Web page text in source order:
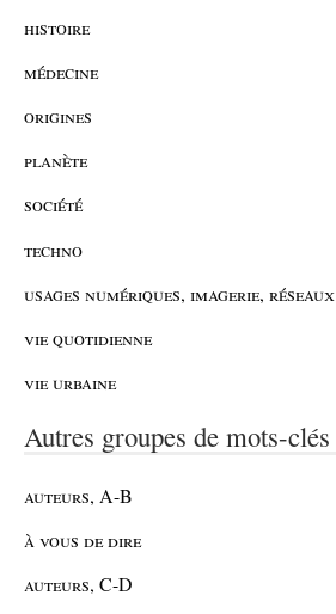
histoire
médecine
origines
planète
société
techno
usages numériques, imagerie, réseaux
vie quotidienne
vie urbaine
Autres groupes de mots-clés
auteurs, A-B
à vous de dire
auteurs, C-D